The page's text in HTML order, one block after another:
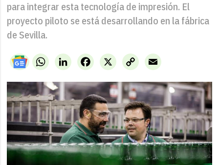
para integrar esta tecnología de impresión. El
proyecto piloto se está desarrollando en la fábrica
de Sevilla.
WhatsAppLinkedIn X
Facebook
Copy
Link
Email